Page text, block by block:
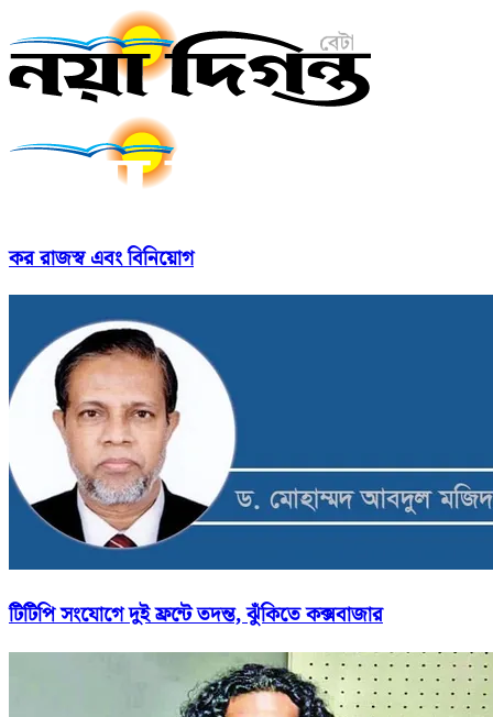
কর রাজস্ব এবং বিনিয়োগ
টিটিপি সংযোগে দুই ফ্রন্টে তদন্ত, ঝুঁকিতে কক্সবাজার